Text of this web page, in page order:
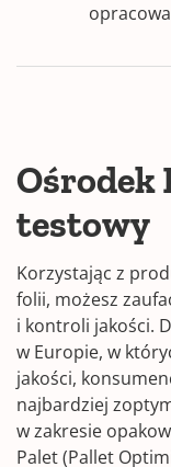
Ośrodek
testowy
Korzystając z
folii, możesz
i kontroli jakości.
w Europie, w
jakości,
najbardziej
w zakresie
Palet (Pallet